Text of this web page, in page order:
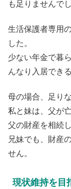
も足りませんでし
生活保護者専用
した。
少ない年金で暮
んなり入居でき
母の場合、足り
私と妹は、父が
父の財産を相続
兄妹でも、財産
せん。
現状維持を目